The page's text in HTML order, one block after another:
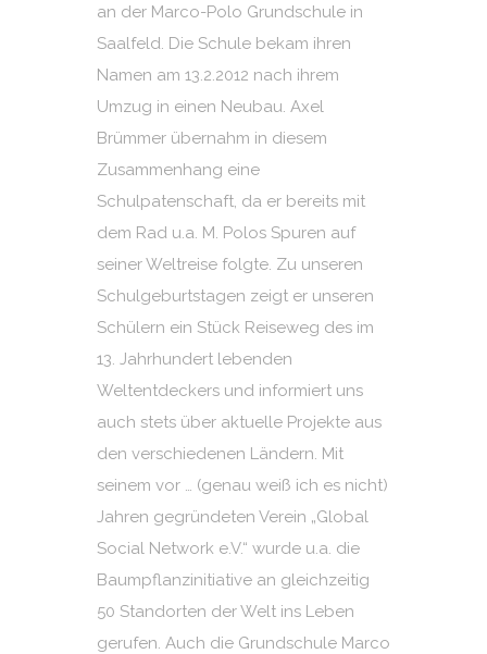
an der Marco-Polo Grundschule in
Saalfeld. Die Schule bekam ihren
Namen am 13.2.2012 nach ihrem
Umzug in einen Neubau. Axel
Brümmer übernahm in diesem
Zusammenhang eine
Schulpatenschaft, da er bereits mit
dem Rad u.a. M. Polos Spuren auf
seiner Weltreise folgte. Zu unseren
Schulgeburtstagen zeigt er unseren
Schülern ein Stück Reiseweg des im
13. Jahrhundert lebenden
Weltentdeckers und informiert uns
auch stets über aktuelle Projekte aus
den verschiedenen Ländern. Mit
seinem vor … (genau weiß ich es nicht)
Jahren gegründeten Verein „Global
Social Network e.V.“ wurde u.a. die
Baumpflanzinitiative an gleichzeitig
50 Standorten der Welt ins Leben
gerufen. Auch die Grundschule Marco